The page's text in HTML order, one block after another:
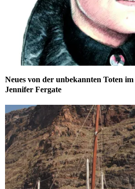
Neues von der unbekannten Toten
Jennifer Fergate